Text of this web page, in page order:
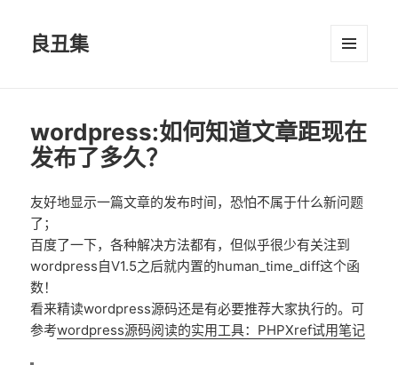
良丑集
wordpress:如何知道文章距现在
发布了多久？
友好地显示一篇文章的发布时间，恐怕不属于什么新问题
了；
百度了一下，各种解决方法都有，但似乎很少有关注到
wordpress自V1.5之后就内置的human_time_diff这个函
数！
看来精读wordpress源码还是有必要推荐大家执行的。可
参考wordpress源码阅读的实用工具：PHPXref试用笔记